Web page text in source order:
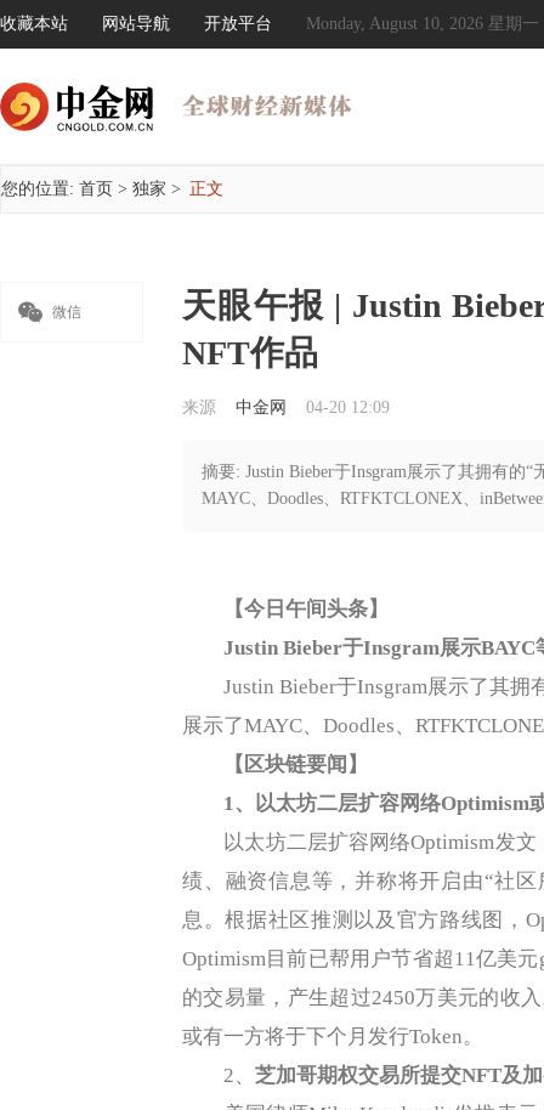
收藏本站 网站导航 开放平台 Monday, August 10, 2026 星期一
您的位置: 首页 > 独家 > 正文
 微信
天眼午报 | Justin
NFT作品
来源 中金网 04-20 12:09
摘要: Justin Bieber于Insgram展示了其拥有的
MAYC、Doodles、RTFKTCLONEX、
【今日午间头条】
Justin Bieber于Insgram展示BAYC
Justin Bieber于Insgram展示了其拥
展示了MAYC、Doodles、
【区块链要闻】
1、 以太坊二层扩容网络Optimism
以太坊二层扩容网络Optimism发文
绩、融资信息等，并称将开启由“社
息。根据社区推测以及官方路线图，
Optimism目前已帮用户节省超11亿美
的交易量，产生超过2450万美元的收
或有一方将于下个月发行Token。
2、 芝加哥期权交易所提交NFT及